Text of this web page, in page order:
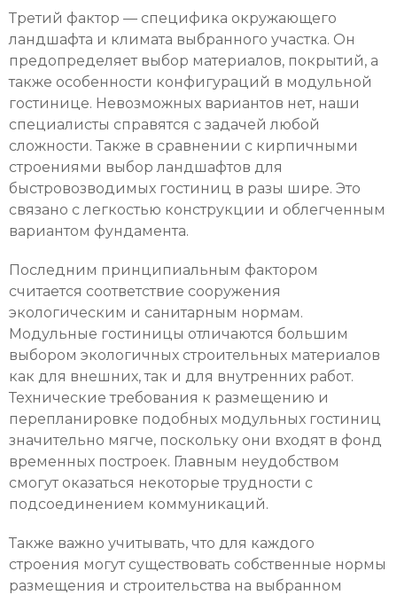
Третий фактор — специфика окружающего
ландшафта и климата выбранного участка. Он
предопределяет выбор материалов, покрытий, а
также особенности конфигураций в модульной
гостинице. Невозможных вариантов нет, наши
специалисты справятся с задачей любой
сложности. Также в сравнении с кирпичными
строениями выбор ландшафтов для
быстровозводимых гостиниц в разы шире. Это
связано с легкостью конструкции и облегченным
вариантом фундамента.
Последним принципиальным фактором
считается соответствие сооружения
экологическим и санитарным нормам.
Модульные гостиницы отличаются большим
выбором экологичных строительных материалов
как для внешних, так и для внутренних работ.
Технические требования к размещению и
перепланировке подобных модульных гостиниц
значительно мягче, поскольку они входят в фонд
временных построек. Главным неудобством
смогут оказаться некоторые трудности с
подсоединением коммуникаций.
Также важно учитывать, что для каждого
строения могут существовать собственные нормы
размещения и строительства на выбранном